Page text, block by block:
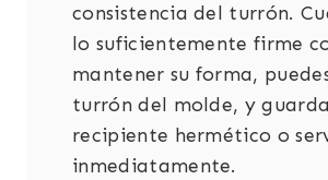
consistencia del turrón.
lo suficientemente firme
mantener su forma,
turrón del molde, y
recipiente hermético o
inmediatamente.